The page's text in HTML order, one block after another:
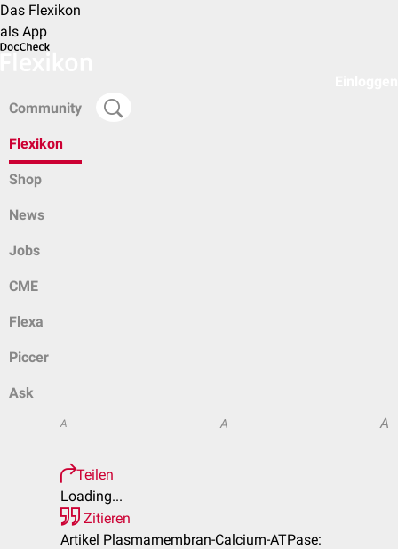
Das Flexikon
als App
Community
Flexikon
Shop
News
Jobs
CME
Flexa
Piccer
Ask
A A A
Teilen
Loading...
Zitieren
Artikel Plasmamembran-Calcium-ATPase: